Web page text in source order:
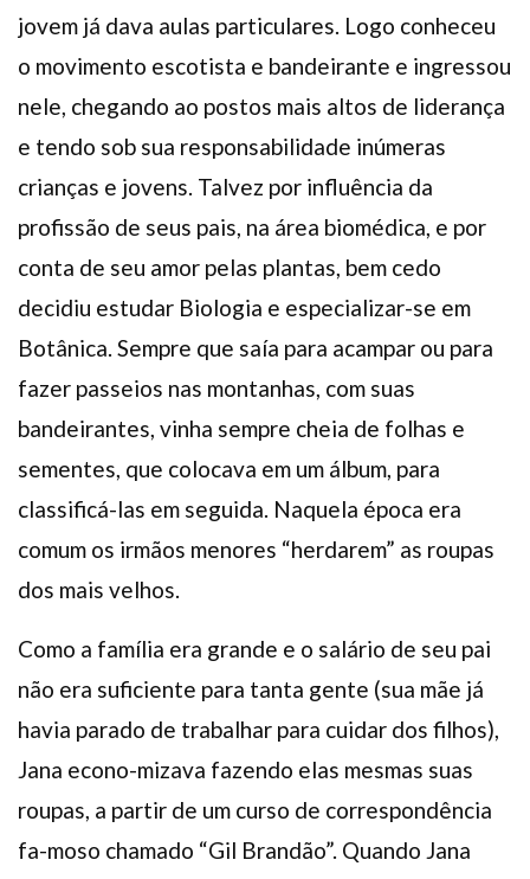
jovem já dava aulas particulares. Logo conheceu
o movimento escotista e bandeirante e ingressou
nele, chegando ao postos mais altos de liderança
e tendo sob sua responsabilidade inúmeras
crianças e jovens. Talvez por influência da
profissão de seus pais, na área biomédica, e por
conta de seu amor pelas plantas, bem cedo
decidiu estudar Biologia e especializar-se em
Botânica. Sempre que saía para acampar ou para
fazer passeios nas montanhas, com suas
bandeirantes, vinha sempre cheia de folhas e
sementes, que colocava em um álbum, para
classificá-las em seguida. Naquela época era
comum os irmãos menores “herdarem” as roupas
dos mais velhos.
Como a família era grande e o salário de seu pai
não era suficiente para tanta gente (sua mãe já
havia parado de trabalhar para cuidar dos filhos),
Jana econo-mizava fazendo elas mesmas suas
roupas, a partir de um curso de correspondência
fa-moso chamado “Gil Brandão”. Quando Jana